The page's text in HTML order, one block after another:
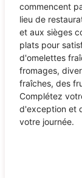
commencent
lieu de
et aux sièges
plats pour
d'omelettes
fromages,
fraîches, des
Complétez
d'exception et
votre journée.